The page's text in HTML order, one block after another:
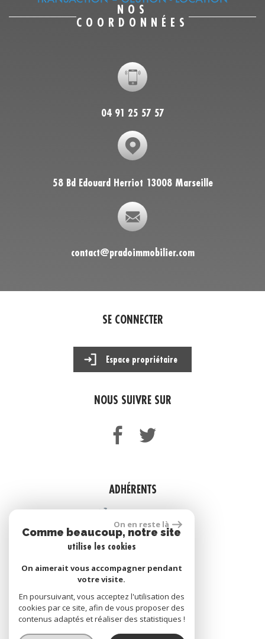
NOS
COORDONNÉES
04 91 25 57 57
58 Bd Edouard Herriot 13008 Marseille
contact@pradoimmobilier.com
NOUS SUIVRE SUR
ADHÉRENTS
SE CONNECTER
Espace propriétaire
site réalisé par
On en reste là
Comme beaucoup, notre site
utilise les cookies
On aimerait vous accompagner pendant
votre visite.
En poursuivant, vous acceptez l'utilisation des
cookies par ce site, afin de vous proposer des
contenus adaptés et réaliser des statistiques !